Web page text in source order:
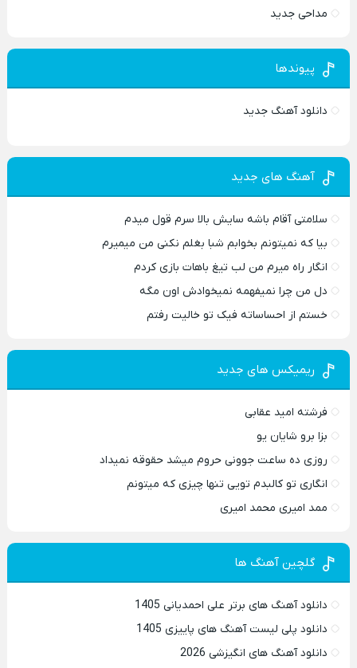
مداحی جدید
پیوندها
دانلود آهنگ جدید
آهنگ های جدید
سلامتی آقام باشه سایش بالا سرم قول میدم
بیا که نمیتونم بخوابم شبا بغلم نکنی من میمیرم
انگار راه میرم من لب تیغ باهات بازی کردم
دل من چرا نمیفهمه نمیخوادش اون مگه
خستم از احساساته فیک تو خالیت رفتم
ریمیکس های جدید
فرشته امید عقابی
بزا برو شایان یو
روزی ده ساعت جوونی حروم میشد حقوقه نمیداد
انگاری تو کالبدم تویی تنها چیزی که میتونم
ممد امیری محمد امیری
گلچین آهنگ ها
دانلود آهنگ های برتر علی احمدیانی 1405
دانلود پلی لیست آهنگ های پاییزی 1405
دانلود آهنگ های انگیزشی 2026